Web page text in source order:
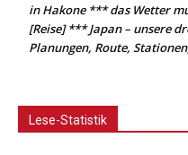
in Hakone *** das Wetter
[Reise] *** Japan – unsere
Planungen, Route,
Lese-Statistik